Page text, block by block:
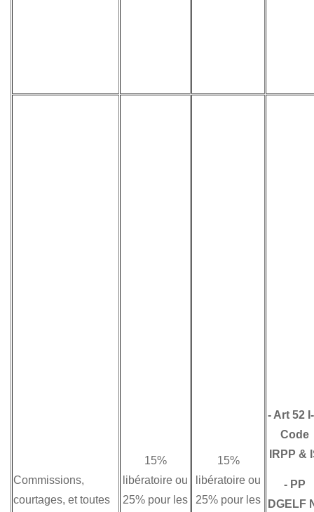
Commissions,
courtages, et toutes
15%
libératoire ou
25% pour les
15%
libératoire ou
25% pour les
- Art 52
Code
IRPP &
- PP
DGELF